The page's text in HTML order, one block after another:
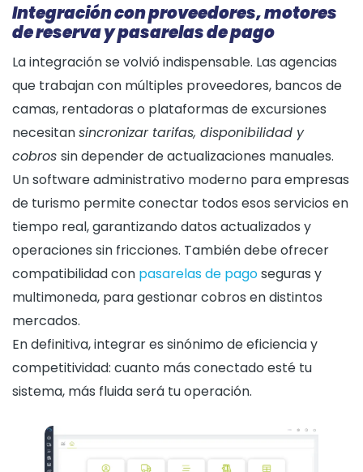
Integración con proveedores, motores
de reserva y pasarelas de pago
La integración se volvió indispensable. Las agencias
que trabajan con múltiples proveedores, bancos de
camas, rentadoras o plataformas de excursiones
necesitansincronizar tarifas, disponibilidad y
cobros sin depender de actualizaciones manuales.
Un software administrativo moderno para empresas
de turismo permite conectar todos esos servicios en
tiempo real, garantizando datos actualizados y
operaciones sin fricciones. También debe ofrecer
compatibilidad con pasarelas de pagoseguras y
multimoneda, para gestionar cobros en distintos
mercados.
En definitiva, integrar es sinónimo de eficiencia y
competitividad: cuanto más conectado esté tu
sistema, más fluida será tu operación.